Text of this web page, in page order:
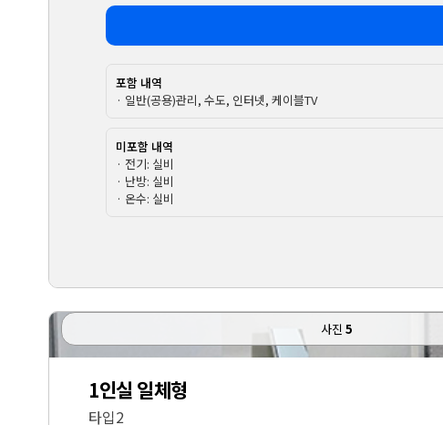
포함 내역
· 일반(공용)관리, 수도, 인터넷, 케이블TV
미포함 내역
· 전기: 실비
· 난방: 실비
· 온수: 실비
사진 5
1인실 일체형
타입2